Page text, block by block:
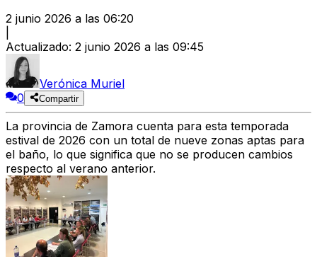
2 junio 2026 a las 06:20
Actualizado: 2 junio 2026 a las 09:45
Verónica Muriel
0
Compartir
La provincia de Zamora cuenta para esta temporada
estival de 2026 con un total de nueve zonas aptas para
el baño, lo que significa que no se producen cambios
respecto al verano anterior.